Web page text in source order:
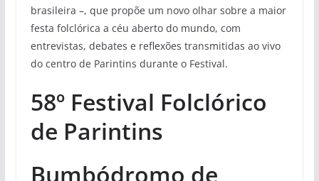
brasileira –, que propõe um novo olhar sobre a maior
festa folclórica a céu aberto do mundo, com
entrevistas, debates e reflexões transmitidas ao vivo
do centro de Parintins durante o Festival.
58º Festival Folclórico
de Parintins
Bumbódromo de